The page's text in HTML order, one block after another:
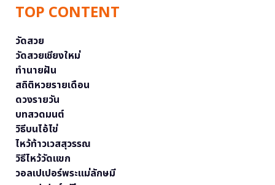
TOP CONTENT
วัดสวย
วัดสวยเชียงใหม่
ทำนายฝัน
สถิติหวยรายเดือน
ดวงรายวัน
บทสวดมนต์
วิธีบนไอ้ไข่
ไหว้ท้าวเวสสุวรรณ
วิธีไหว้วัดแขก
วอลเปเปอร์พระแม่ลักษมี